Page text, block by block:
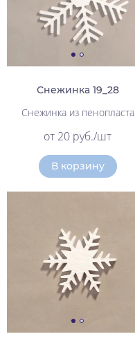
Снежинка 19_28
Снежинка из пенопласта
от 20 руб./шт
В корзину